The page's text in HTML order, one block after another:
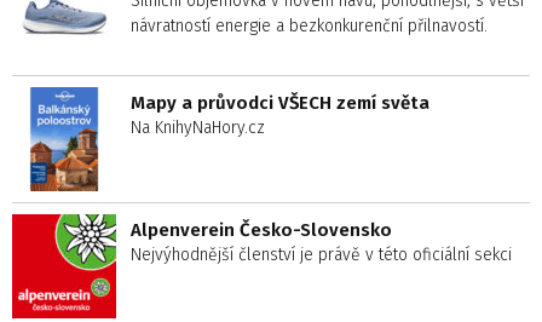
návratností energie a bezkonkurenční přilnavostí.
Mapy a průvodci VŠECH zemí světa
Na KnihyNaHory.cz
Alpenverein Česko-Slovensko
Nejvýhodnější členství je právě v této oficiální sekci